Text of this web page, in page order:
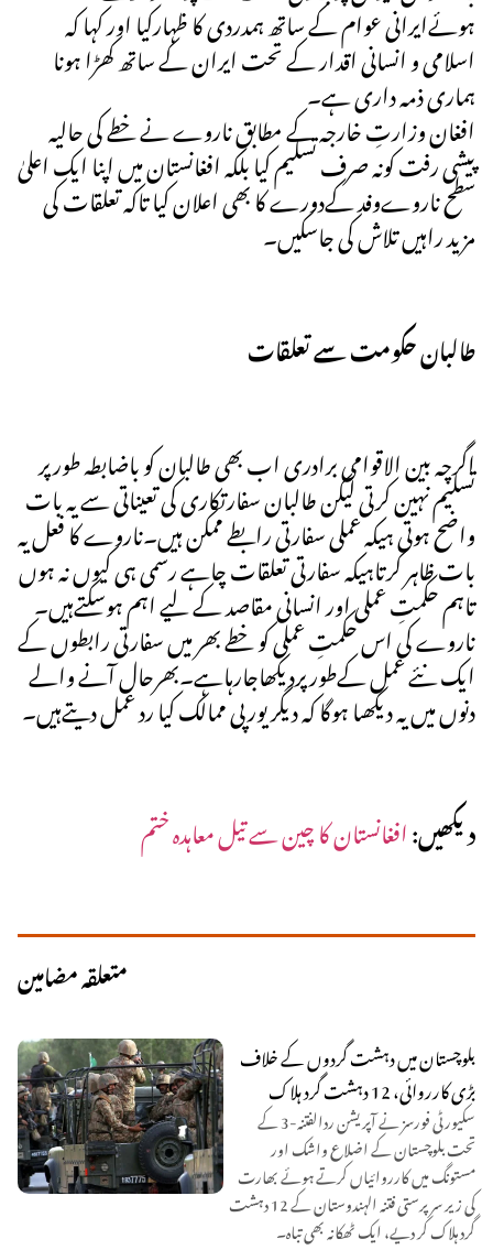
ہوئےایرانی عوام کے ساتھ ہمدردی کا ظہارکیا اور کہا کہ
اسلامی و انسانی اقدار کے تحت ایران کے ساتھ کھڑا ہونا
ہماری ذمہ داری ہے۔
افغان وزارتِ خارجہ کے مطابق ناروے نے خطے کی حالیہ
پیشی رفت کونہ صرف تسلیم کیا بلکہ افغانستان میں اپنا ایک اعلیٰ
سطح ناروےوفد کےدورے کا بھی اعلان کیا تاکہ تعلقات کی
مزید راہیں تلاش کی جاسکیں۔
طالبان حکومت سے تعلقات
اگرچہ بین الاقوامی برادری اب بھی طالبان کو باضابطہ طورپر
تسلیم نہین کرتی لیکن طالبان سفارتکاری کی تعیناتی سے یہ بات
واضح ہوتی ہیکہ عملی سفارتی رابطے ممکن ہیں۔ناروے کا فعل یہ
بات ظاہر کرتاہیکہ سفارتی تعلقات چاہے رسمی ہی کیوں نہ ہوں
تاہم حکمتِ عملی اور انسانی مقاصد کے لیے اہم ہوسکتےہیں۔
ناروے کی اس حکمتِ عملی کو خطے بھر میں سفارتی رابطوں کے
ایک نئے عمل کےطورپردیکھاجارہاہے۔بھرحال آنے والے
دنوں میں یہ دیکھںا ہوگا کہ دیگر یورپی ممالک کیا رد عمل دیتےہیں۔
دیکھیں:افغانستان کا چین سے تیل معاہدہ ختم
متعلقہ مضامین
بلوچستان میں دہشت گردوں کے خلاف
بڑی کارروائی، 12 دہشت گرد ہلاک
سکیورٹی فورسز نے آپریشن ردالفتنہ-3 کے
تحت بلوچستان کے اضلاع واشک اور
مستونگ میں کارروائیاں کرتے ہوئے بھارت
کی زیر سرپرستی فتنہ الہندوستان کے 12 دہشت
گرد ہلاک کر دیے، ایک ٹھکانہ بھی تباہ۔